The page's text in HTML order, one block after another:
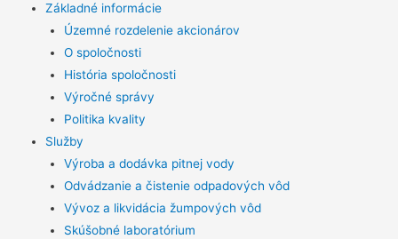
Základné informácie
Územné rozdelenie akcionárov
O spoločnosti
História spoločnosti
Výročné správy
Politika kvality
Služby
Výroba a dodávka pitnej vody
Odvádzanie a čistenie odpadových vôd
Vývoz a likvidácia žumpových vôd
Skúšobné laboratórium